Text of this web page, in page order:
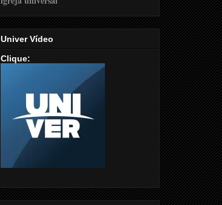
Univer Vídeo
Clique: